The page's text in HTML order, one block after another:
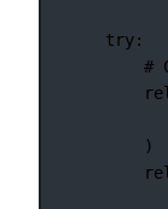
try:
#
)